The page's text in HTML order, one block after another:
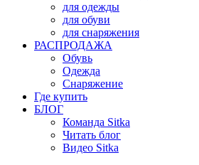
для одежды
для обуви
для снаряжения
РАСПРОДАЖА
Обувь
Одежда
Снаряжение
Где купить
БЛОГ
Команда Sitka
Читать блог
Видео Sitka